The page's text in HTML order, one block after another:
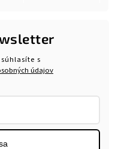
s
údajov